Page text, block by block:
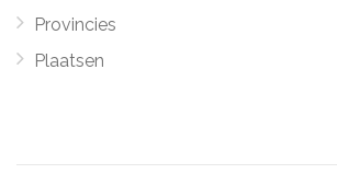
Provincies
Plaatsen